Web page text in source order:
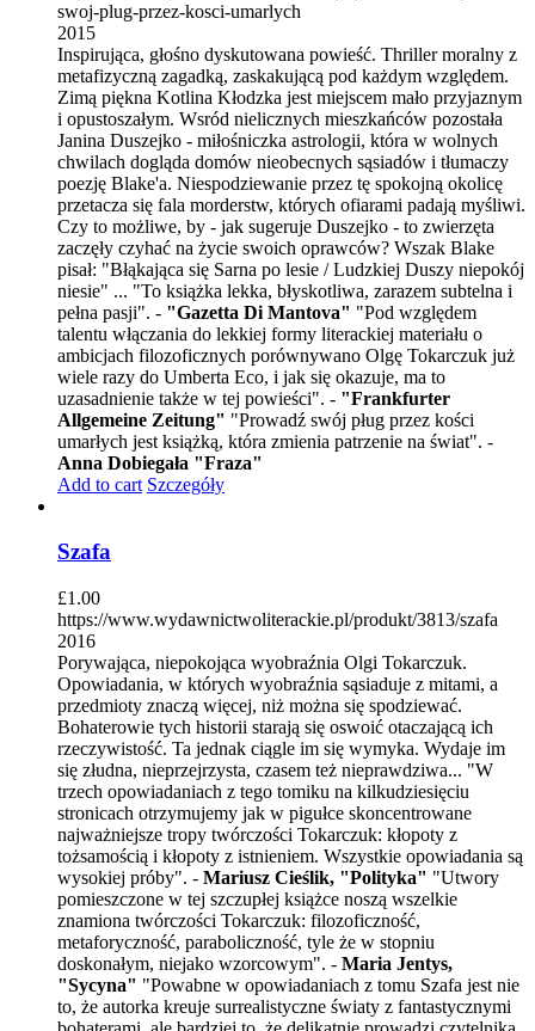
swoj-plug-przez-kosci-umarlych
2015
Inspirująca, głośno dyskutowana powieść. Thriller moralny z
metafizyczną zagadką, zaskakującą pod każdym względem.
Zimą piękna Kotlina Kłodzka jest miejscem mało przyjaznym
i opustoszałym. Wsród nielicznych mieszkańców pozostała
Janina Duszejko - miłośniczka astrologii, która w wolnych
chwilach dogląda domów nieobecnych sąsiadów i tłumaczy
poezję Blake'a. Niespodziewanie przez tę spokojną okolicę
przetacza się fala morderstw, których ofiarami padają myśliwi.
Czy to możliwe, by - jak sugeruje Duszejko - to zwierzęta
zaczęły czyhać na życie swoich oprawców? Wszak Blake
pisał: "Błąkająca się Sarna po lesie / Ludzkiej Duszy niepokój
niesie" ... "To książka lekka, błyskotliwa, zarazem subtelna i
pełna pasji". - "Gazetta Di Mantova" "Pod względem
talentu włączania do lekkiej formy literackiej materiału o
ambicjach filozoficznych porównywano Olgę Tokarczuk już
wiele razy do Umberta Eco, i jak się okazuje, ma to
uzasadnienie także w tej powieści". - "Frankfurter
Allgemeine Zeitung" "Prowadź swój pług przez kości
umarłych jest książką, która zmienia patrzenie na świat". -
Anna Dobiegała "Fraza"
Add to cart Szczegóły
Szafa
£1.00
https://www.wydawnictwoliterackie.pl/produkt/3813/szafa
2016
Porywająca, niepokojąca wyobraźnia Olgi Tokarczuk.
Opowiadania, w których wyobraźnia sąsiaduje z mitami, a
przedmioty znaczą więcej, niż można się spodziewać.
Bohaterowie tych historii starają się oswoić otaczającą ich
rzeczywistość. Ta jednak ciągle im się wymyka. Wydaje im
się złudna, nieprzejrzysta, czasem też nieprawdziwa... "W
trzech opowiadaniach z tego tomiku na kilkudziesięciu
stronicach otrzymujemy jak w pigułce skoncentrowane
najważniejsze tropy twórczości Tokarczuk: kłopoty z
tożsamością i kłopoty z istnieniem. Wszystkie opowiadania są
wysokiej próby". - Mariusz Cieślik, "Polityka" "Utwory
pomieszczone w tej szczupłej książce noszą wszelkie
znamiona twórczości Tokarczuk: filozoficzność,
metaforyczność, paraboliczność, tyle że w stopniu
doskonałym, niejako wzorcowym". - Maria Jentys,
"Sycyna" "Powabne w opowiadaniach z tomu Szafa jest nie
to, że autorka kreuje surrealistyczne światy z fantastycznymi